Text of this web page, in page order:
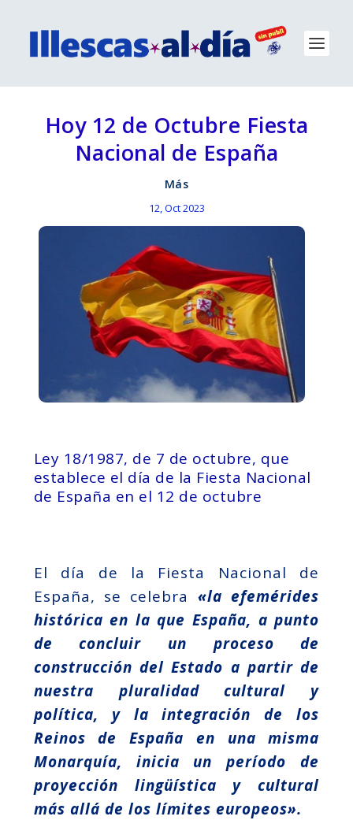
Hoy 12 de Octubre Fiesta
Nacional de España
Más
12, Oct 2023
Ley 18/1987, de 7 de octubre, que
establece el día de la Fiesta Nacional
de España en el 12 de octubre
El día de la Fiesta Nacional de
España, se celebra «la efemérides
histórica en la que España, a punto
de concluir un proceso de
construcción del Estado a partir de
nuestra pluralidad cultural y
política, y la integración de los
Reinos de España en una misma
Monarquía, inicia un período de
proyección lingüística y cultural
más allá de los límites europeos».